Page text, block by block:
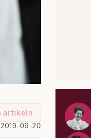
artikeln
09-20